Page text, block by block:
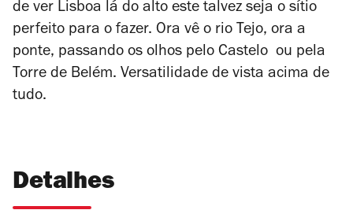
de ver Lisboa lá do alto este talvez seja o sítio
perfeito para o fazer. Ora vê o rio Tejo, ora a
ponte, passando os olhos pelo Castelo ou pela
Torre de Belém. Versatilidade de vista acima de
tudo.
Detalhes